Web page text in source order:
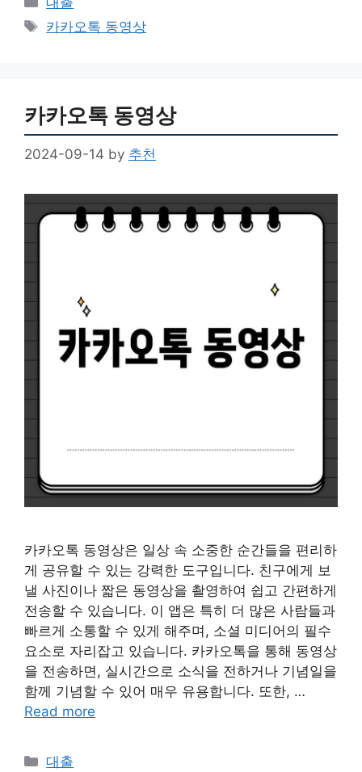
Tags
카카오톡 동영상
카카오톡 동영상
2024-09-14 by 추천
카카오톡 동영상은 일상 속 소중한 순간들을 편리하
게 공유할 수 있는 강력한 도구입니다. 친구에게 보
낼 사진이나 짧은 동영상을 촬영하여 쉽고 간편하게
전송할 수 있습니다. 이 앱은 특히 더 많은 사람들과
빠르게 소통할 수 있게 해주며, 소셜 미디어의 필수
요소로 자리잡고 있습니다. 카카오톡을 통해 동영상
을 전송하면, 실시간으로 소식을 전하거나 기념일을
함께 기념할 수 있어 매우 유용합니다. 또한, …
Read more
Categories
대출